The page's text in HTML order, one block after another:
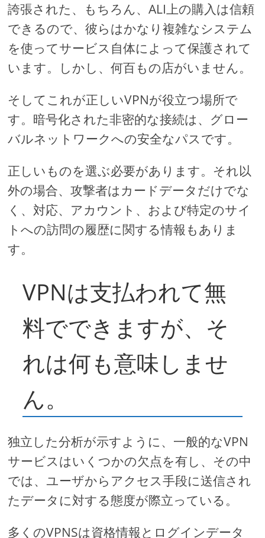
誇張された、もちろん、ALI上の購入は信頼
できるので、彼らはかなり複雑なシステム
を使ってサービス自体によって保護されて
います。しかし、何百もの店がいません。
そしてこれが正しいVPNが役立つ場所で
す。暗号化された非密的な接続は、グロー
バルネットワークへの安全なパスです。
正しいものを選ぶ必要があります。それ以
外の場合、攻撃者はカードデータだけでな
く、対応、アカウント、および特定のサイ
トへの訪問の履歴に関する情報もありま
す。
VPNは支払われて無
料でできますが、そ
れは何も意味しませ
ん。
独立した分析が示すように、一般的なVPN
サービスはいくつかの欠点を有し、その中
では、ユーザからアクセス手段に送信され
たデータに対する態度が際立っている。
多くのVPNSは資格情報とログインデータ